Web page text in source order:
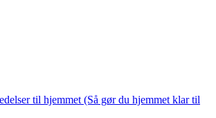
til hjemmet (Så gør du hjemmet klar til